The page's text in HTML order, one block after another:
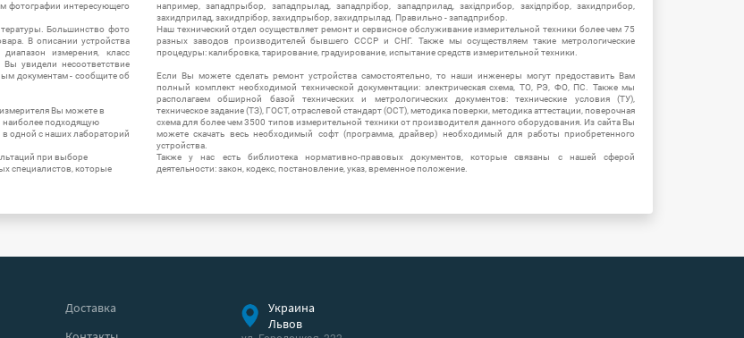
фотографии интересующего
Большинство фото
В описании устройства
измерения, класс
увидели несоответствие
документам - сообщите об
Вы можете в
наиболее подходящую
в одной с наших лабораторий
при выборе
специалистов, которые
например, западпрыбор, западпрылад, западпрібор, западприлад, західприбор, західпрібор, захидприбор,
захидприлад, захидпрібор, захидпрыбор, захидпрылад. Правильно - западприбор.
Наш технический отдел осуществляет ремонт и сервисное обслуживание измерительной техники более чем 75
разных заводов производителей бывшего СССР и СНГ. Также мы осуществляем такие метрологические
процедуры: калибровка, тарирование, градуирование, испытание средств измерительной техники.
Если Вы можете сделать ремонт устройства самостоятельно, то наши инженеры могут предоставить Вам
полный комплект необходимой технической документации: электрическая схема, ТО, РЭ, ФО, ПС. Также мы
располагаем обширной базой технических и метрологических документов: технические условия (ТУ),
техническое задание (ТЗ), ГОСТ, отраслевой стандарт (ОСТ), методика поверки, методика аттестации, поверочная
схема для более чем 3500 типов измерительной техники от производителя данного оборудования. Из сайта Вы
можете скачать весь необходимый софт (программа, драйвер) необходимый для работы приобретенного
устройства.
Также у нас есть библиотека нормативно-правовых документов, которые связаны с нашей сферой
деятельности: закон, кодекс, постановление, указ, временное положение.
Доставка
Украина
Львов